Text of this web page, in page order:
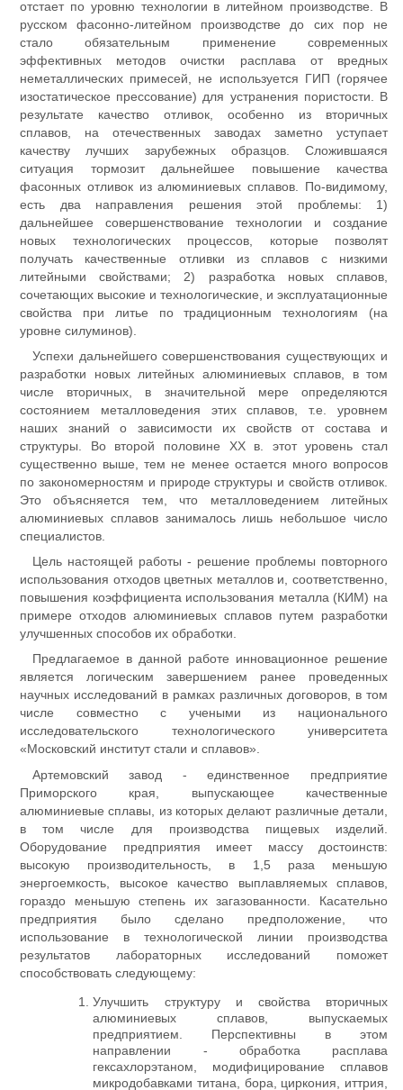
отстает по уровню технологии в литейном производстве. В
русском фасонно-литейном производстве до сих пор не
стало обязательным применение современных
эффективных методов очистки расплава от вредных
неметаллических примесей, не используется ГИП (горячее
изостатическое прессование) для устранения пористости. В
результате качество отливок, особенно из вторичных
сплавов, на отечественных заводах заметно уступает
качеству лучших зарубежных образцов. Сложившаяся
ситуация тормозит дальнейшее повышение качества
фасонных отливок из алюминиевых сплавов. По-видимому,
есть два направления решения этой проблемы: 1)
дальнейшее совершенствование технологии и создание
новых технологических процессов, которые позволят
получать качественные отливки из сплавов с низкими
литейными свойствами; 2) разработка новых сплавов,
сочетающих высокие и технологические, и эксплуатационные
свойства при литье по традиционным технологиям (на
уровне силуминов).
Успехи дальнейшего совершенствования существующих и
разработки новых литейных алюминиевых сплавов, в том
числе вторичных, в значительной мере определяются
состоянием металловедения этих сплавов, т.е. уровнем
наших знаний о зависимости их свойств от состава и
структуры. Во второй половине ХХ в. этот уровень стал
существенно выше, тем не менее остается много вопросов
по закономерностям и природе структуры и свойств отливок.
Это объясняется тем, что металловедением литейных
алюминиевых сплавов занималось лишь небольшое число
специалистов.
Цель настоящей работы - решение проблемы повторного
использования отходов цветных металлов и, соответственно,
повышения коэффициента использования металла (КИМ) на
примере отходов алюминиевых сплавов путем разработки
улучшенных способов их обработки.
Предлагаемое в данной работе инновационное решение
является логическим завершением ранее проведенных
научных исследований в рамках различных договоров, в том
числе совместно с учеными из национального
исследовательского технологического университета
«Московский институт стали и сплавов».
Артемовский завод - единственное предприятие
Приморского края, выпускающее качественные
алюминиевые сплавы, из которых делают различные детали,
в том числе для производства пищевых изделий.
Оборудование предприятия имеет массу достоинств:
высокую производительность, в 1,5 раза меньшую
энергоемкость, высокое качество выплавляемых сплавов,
гораздо меньшую степень их загазованности. Касательно
предприятия было сделано предположение, что
использование в технологической линии производства
результатов лабораторных исследований поможет
способствовать следующему:
Улучшить структуру и свойства вторичных
алюминиевых сплавов, выпускаемых
предприятием. Перспективны в этом
направлении - обработка расплава
гексахлорэтаном, модифицирование сплавов
микродобавками титана, бора, циркония, иттрия,